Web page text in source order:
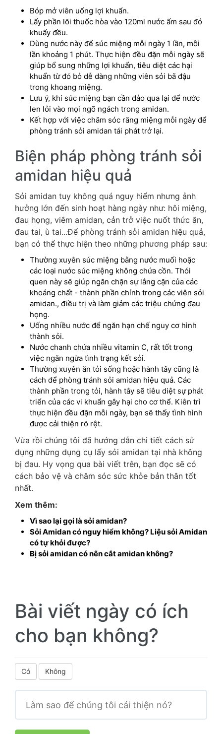
Bóp mở viên uống lợi khuẩn.
Lấy phần lõi thuốc hòa vào 120ml nước ấm sau đó
khuấy đều.
Dùng nước này để súc miệng mỗi ngày 1 lần, mỗi
lần khoảng 1 phút. Thực hiện đều đặn mỗi ngày sẽ
giúp bổ sung những lợi khuẩn, tiêu diệt các hại
khuẩn từ đó bỏ dễ dàng những viên sỏi bã đậu
trong khoang miệng.
Lưu ý, khi súc miệng bạn cần đảo qua lại để nước
len lỏi vào mọi ngõ ngách trong amidan.
Kết hợp với việc chăm sóc răng miệng mỗi ngày để
phòng tránh sỏi amidan tái phát trở lại.
Biện pháp phòng tránh sỏi
amidan hiệu quả
Sỏi amidan tuy không quá nguy hiểm nhưng ảnh
hưởng lớn đến sinh hoạt hàng ngày như: hôi miệng,
đau họng, viêm amidan, cản trở việc nuốt thức ăn,
đau tai, ù tai...Để phòng tránh sỏi amidan hiệu quả,
bạn có thể thực hiện theo những phương pháp sau:
Thường xuyên súc miệng bằng nước muối hoặc
các loại nước súc miệng không chứa cồn. Thói
quen này sẽ giúp ngăn chặn sự lắng cặn của các
khoáng chất - thành phần chính trong các viên sỏi
amidan., điều trị và làm giảm các triệu chứng đau
họng.
Uống nhiều nước để ngăn hạn chế nguy cơ hình
thành sỏi.
Nước chanh chứa nhiều vitamin C, rất tốt trong
việc ngăn ngừa tình trạng kết sỏi.
Thường xuyên ăn tỏi sống hoặc hành tây cũng là
cách để phòng tránh sỏi amidan hiệu quả. Các
thành phần trong tỏi, hành tây sẽ tiêu diệt sự phát
triển của các vi khuẩn gây hại cho cơ thể. Kiên trì
thực hiện đều đặn mỗi ngày, bạn sẽ thấy tình hình
được cải thiện rõ rệt.
Vừa rồi chúng tôi đã hướng dẫn chi tiết cách sử
dụng những dụng cụ lấy sỏi amidan tại nhà không
bị đau. Hy vọng qua bài viết trên, bạn đọc sẽ có
cách bảo vệ và chăm sóc sức khỏe bản thân tốt
nhất.
Xem thêm:
Vì sao lại gọi là sỏi amidan?
Sỏi Amidan có nguy hiểm không? Liệu sỏi Amidan
có tự khỏi được?
Bị sỏi amidan có nên cắt amidan không?
Bài viết ngày có ích
cho bạn không?
Có Không